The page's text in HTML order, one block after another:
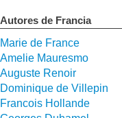
Autores de Francia
Marie de France
Amelie Mauresmo
Auguste Renoir
Dominique de Villepin
Francois Hollande